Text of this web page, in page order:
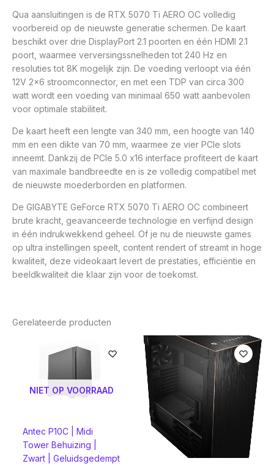
Qua aansluitingen is de RTX 5070 Ti AERO OC volledig
voorbereid op de nieuwste generatie schermen. De kaart
beschikt over drie DisplayPort 2.1 poorten en één HDMI 2.1
poort, waarmee verversingssnelheden tot 240 Hz en
resoluties tot 8K mogelijk zijn. De voeding verloopt via één
12V 2×6 stroomconnector, en met een TDP van circa 300
watt wordt een voeding van minimaal 650 watt aanbevolen
voor optimale stabiliteit.
De kaart heeft een lengte van 340 mm, een hoogte van 140
mm en een dikte van 70 mm, waarmee ze vier PCIe slots
inneemt. Dankzij de PCIe 5.0 x16 interface profiteert de kaart
van maximale bandbreedte en is ze volledig compatibel met
de nieuwste moederborden en platformen.
De GIGABYTE GeForce RTX 5070 Ti AERO OC combineert
brute kracht, geavanceerde technologie en verfijnd design
in één indrukwekkend geheel. Of je nu de nieuwste games
op ultra instellingen speelt, content rendert of streamt in hoge
kwaliteit, deze videokaart levert de prestaties, efficiëntie en
beeldkwaliteit die klaar zijn voor de toekomst.
Gerelateerde producten
NIET OP VOORRAAD
Antec P10C | Midi
Tower Behuizing |
Zwart | Geluidsgedempt